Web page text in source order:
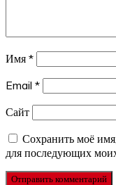
Имя *
Email *
Сайт
Сохранить моё
для последующих